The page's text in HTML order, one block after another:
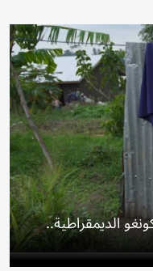
4000 في الكونغو الديمقراطية..